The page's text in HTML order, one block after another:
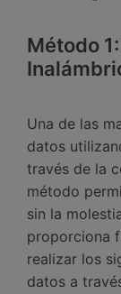
Método
Una de las
datos
través de la
método
sin la
proporciona
realizar los
datos a